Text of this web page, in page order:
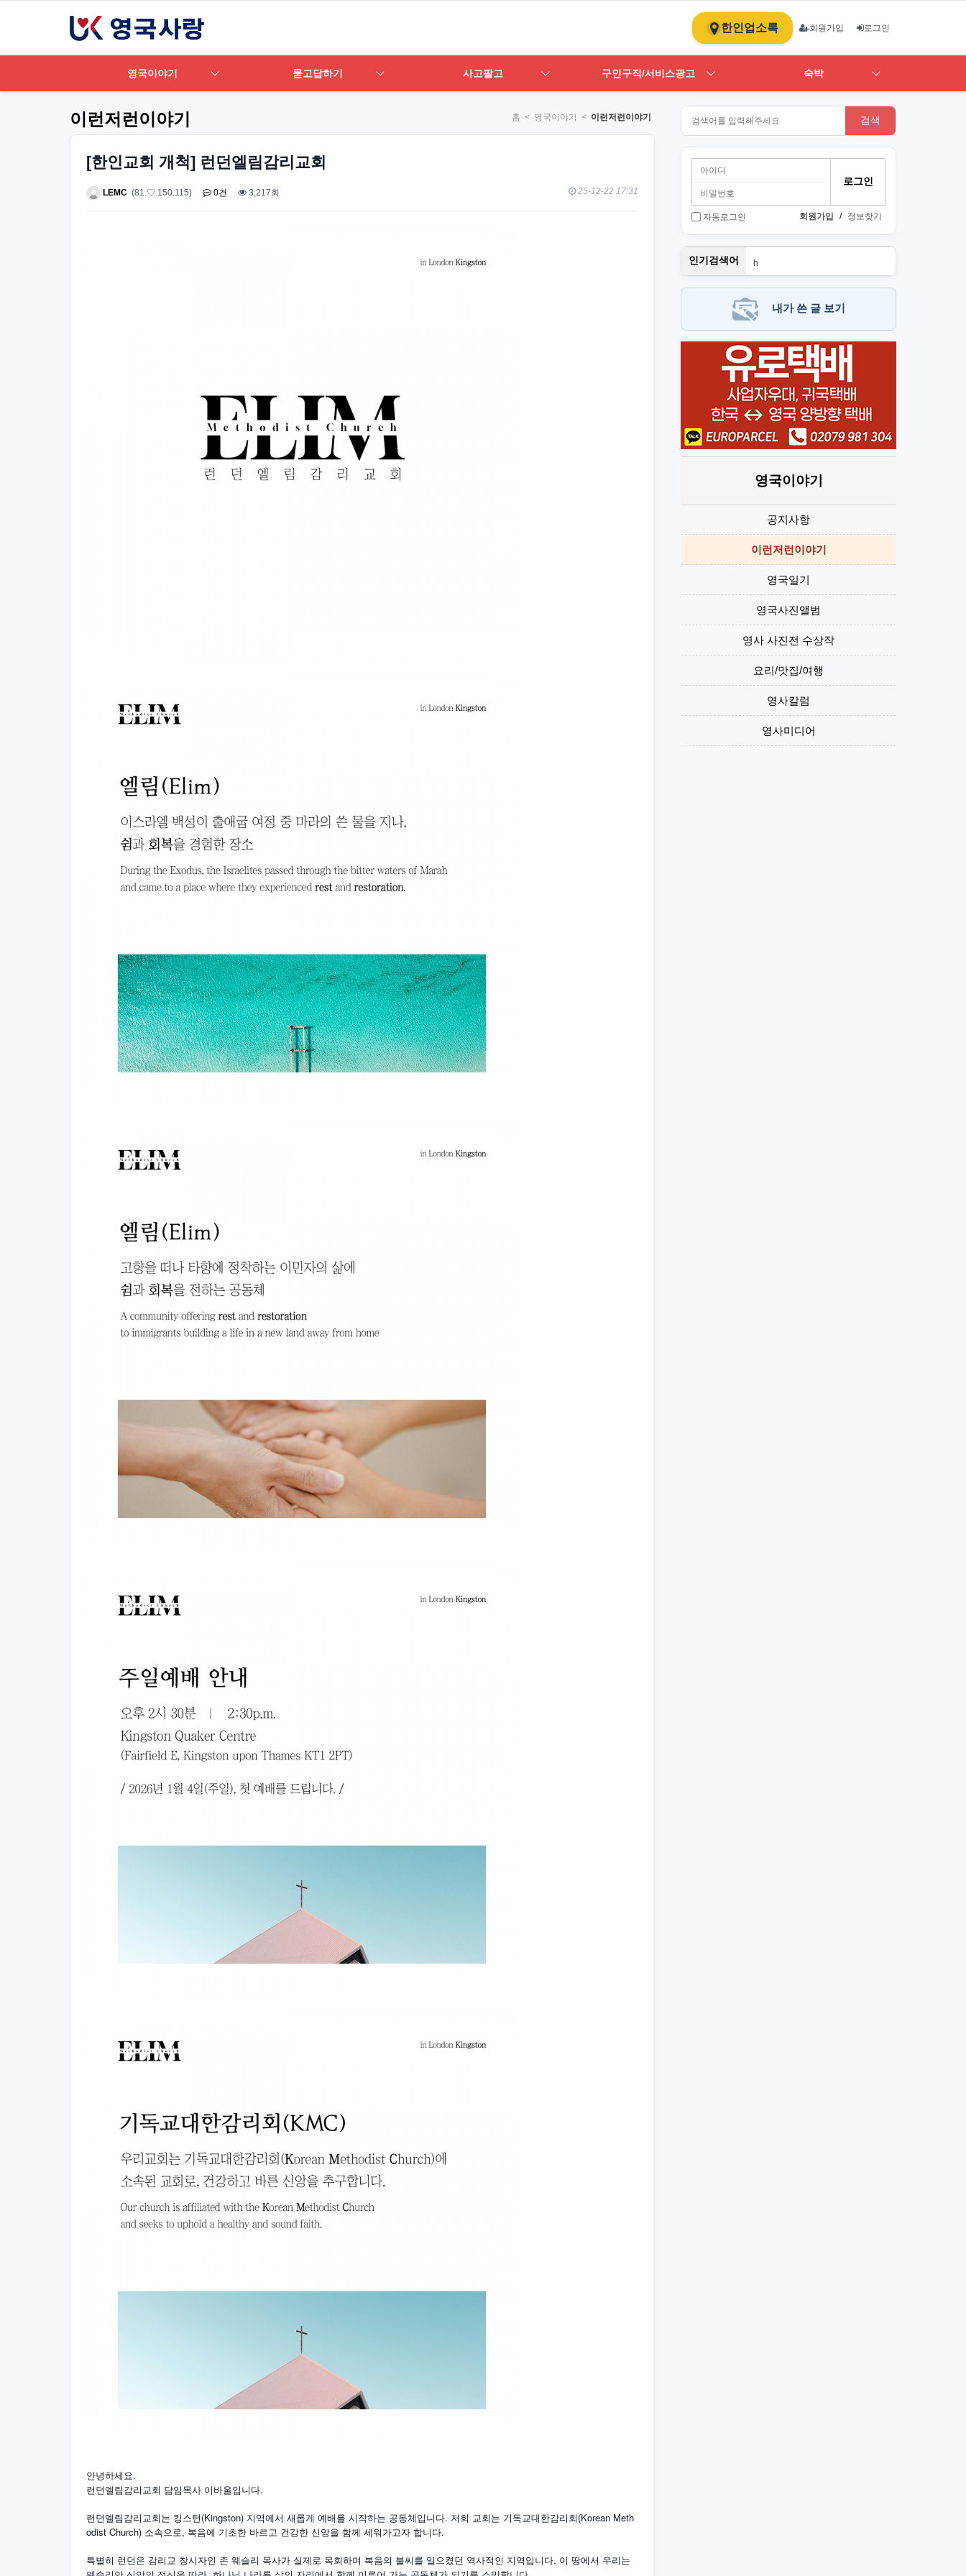
한인업소록 회원가입 로그인
영국이야기 묻고답하기 사고팔고 구인구직/서비스광고 숙박
이런저런이야기 홈 < 영국이야기 < 이런저런이야기
[한인교회 개척] 런던엘림감리교회
LEMC (81.♡.150.115) 0건 3,217회 25-12-22 17:31
안녕하세요.
런던엘림감리교회 담임목사 이바울입니다.
런던엘림감리교회는 킹스턴(Kingston) 지역에서 새롭게 예배를 시작하는 공동체입니다. 저희 교회는 기독교대한감리회(Korean Meth
odist Church) 소속으로, 복음에 기초한 바르고 건강한 신앙을 함께 세워가고자 합니다.
특별히 런던은 감리교 창시자인 존 웨슬리 목사가 실제로 목회하며 복음의 불씨를 일으켰던 역사적인 지역입니다. 이 땅에서 우리는
검색
자동로그인 회원가입 / 정보찾기
인기검색어
h
1
art
단기
내가 쓴 글 보기
영국이야기
공지사항
이런저런이야기
영국일기
영국사진앨범
영사 사진전 수상작
요리/맛집/여행
영사칼럼
영사미디어